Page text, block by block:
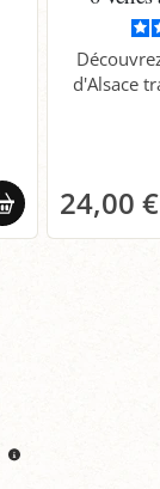
d'Alsace
24,00 €